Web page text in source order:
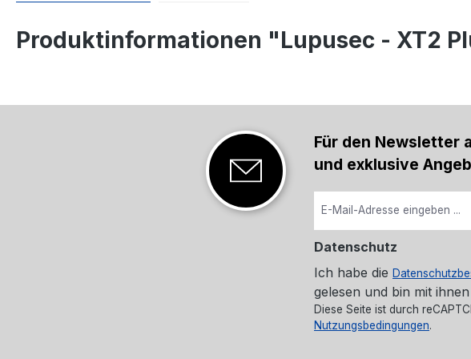
Produktinformationen "Lupusec - XT2
Für den Newsletter
und exklusive
Datenschutz
Ich habe die
gelesen und bin mit
Diese Seite ist durch
Nutzungsbedingungen.